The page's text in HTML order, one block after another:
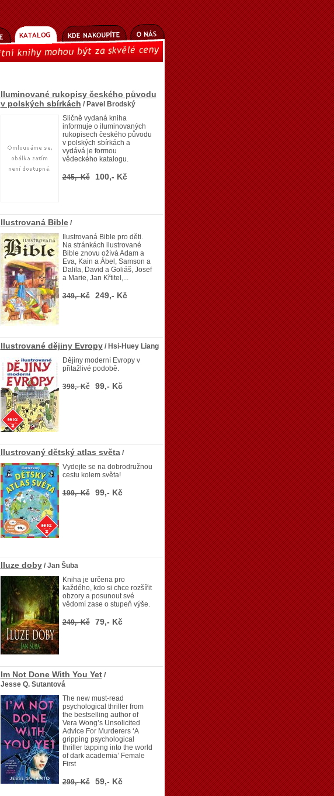
Iluminované rukopisy českého původu
v polských sbírkách / Pavel Brodský
Sličně vydaná kniha
informuje o iluminovaných
rukopisech českého původu
v polských sbírkách a
vydává je formou
vědeckého katalogu.
245,- Kč 100,- Kč
Ilustrovaná Bible/
Ilustrovaná Bible pro děti.
Na stránkách ilustrované
Bible znovu ožívá Adam a
Eva, Kain a Ábel, Samson a
Dalila, David a Goliáš, Josef
a Marie, Jan Křtitel,...
349,- Kč 249,- Kč
Ilustrované dějiny Evropy/ Hsi-Huey Liang
Dějiny moderní Evropy v
přitažlivé podobě.
398,- Kč 99,- Kč
Ilustrovaný dětský atlas světa/
Vydejte se na dobrodružnou
cestu kolem světa!
199,- Kč 99,- Kč
Iluze doby/ Jan Šuba
Kniha je určena pro
každého, kdo si chce rozšířit
obzory a posunout své
vědomí zase o stupeň výše.
249,- Kč 79,- Kč
Im Not Done With You Yet/
Jesse Q. Sutantová
The new must-read
psychological thriller from
the bestselling author of
Vera Wong’s Unsolicited
Advice For Murderers ‘A
gripping psychological
thriller tapping into the world
of dark academia’ Female
First
299,- Kč 59,- Kč